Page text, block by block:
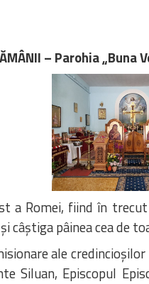
– Parohia
a Romei, fiind în
pâinea cea de
ale
Siluan, Episcopul